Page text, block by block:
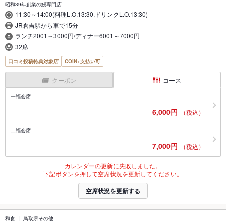
昭和39年創業の鰻専門店
11:30～14:00(料理L.O.13:30,ドリンクL.O.13:30)
JR倉吉駅から車で15分
ランチ2001～3000円/ディナー6001～7000円
32席
口コミ投稿特典対象店 COIN+支払い可
クーポン コース
一福会席
6,000円 （税込）
二福会席
7,000円 （税込）
カレンダーの更新に失敗しました。
下記ボタンを押して空席状況を更新してください。
空席状況を更新する
和食 鳥取県その他